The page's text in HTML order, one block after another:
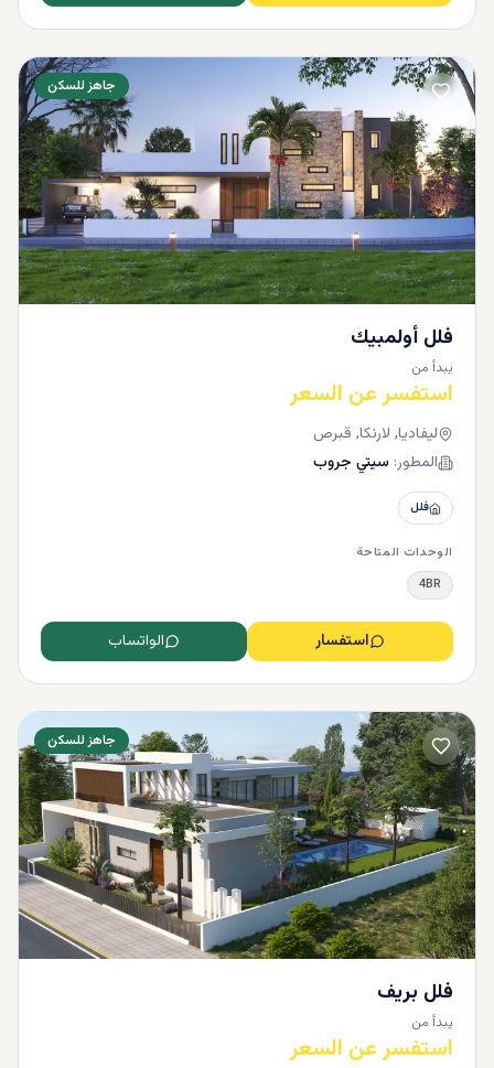
جاهز للسكن
فلل أولمبيك
يبدأ من
استفسر عن السعر
ليفاديا, لارنكا, قبرص
المطور: سيتي جروب
فلل
الوحدات المتاحة
4BR
استفسار الواتساب
جاهز للسكن
فلل بريف
يبدأ من
استفسر عن السعر